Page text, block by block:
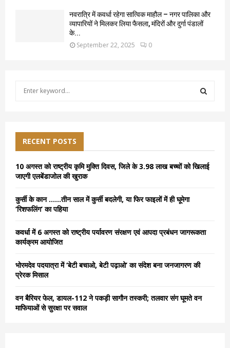
नवरात्रि में कवर्धा रहेगा सात्विक माहौल – नगर पालिका और
व्यापारियों ने मिलकर लिया फैसला, मंदिरों और दुर्गा पंडालों
के...
September 22, 2025 0
f
o
r
RECENT POSTS
10 अगस्त को राष्ट्रीय कृमि मुक्ति दिवस, जिले के 3.98 लाख बच्चों को खिलाई
जाएगी एलबेंडाजोल की खुराक
कुर्सी के कान ……तीन साल में कुर्सी बदलेगी, या फिर फाइलों में ही घूमेगा
‘रिशफलिंग’ का पहिया
कवर्धा में 6 अगस्त को राष्ट्रीय पर्यावरण संरक्षण एवं आपदा प्रबंधन जागरूकता
कार्यक्रम आयोजित
भोरमदेव पदयात्रा में ‘बेटी बचाओ, बेटी पढ़ाओ’ का संदेश बना जनजागरण की
प्रेरक मिसाल
वन बैरियर फेल, डायल-112 ने पकड़ी सागौन तस्करी; तलवार संग घूमते वन
माफियाओं से सुरक्षा पर सवाल